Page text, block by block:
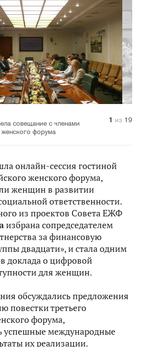
совещание с членами
форума
1 из 19
2 из 19
3 из 19
4 из 19
5 из 19
6 из 19
7 из 19
8 из 19
9 из 19
10 из 19
11 из 19
12 из 19
13 из 19
14 из 19
15 из 19
16 из 19
17 из 19
18 из 19
19 из 19
онлайн-сессия гостиной
женского форума,
женщин в развитии
ответственности.
из проектов Совета ЕЖФ
избрана сопредседателем
за финансовую
двадцати», и стала одним
доклада о цифровой
для женщин.
обсуждались предложения
повестки третьего
форума,
успешные международные
их реализации.